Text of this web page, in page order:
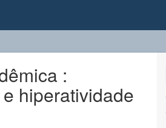
:
hiperatividade